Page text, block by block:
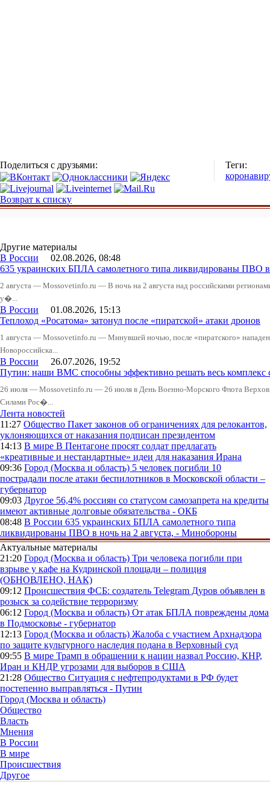
Поделиться с друзьями:
Теги:
Возврат к списку
Другие материалы
В России 02.08.2026, 08:48
635 украинских БПЛА самолетного типа ликвидированы ПВО
2 августа — Mossovetinfo.ru — В ночь на 2 августа над российскими
у�...
В России 01.08.2026, 15:13
Теплоход «Росатома» затонул после «пиратской» атаки дронов
1 августа — Mossovetinfo.ru — Минувшей ночью, после «пиратского»
Новороссийска...
В России 26.07.2026, 19:52
Путин: наши ВМС способны эффективно решать весь комплекс
26 июля — Mossovetinfo.ru — 26 июля в День Военно-Морского Флота
Силами Рос�...
Лента новостей
11:27 Общество Пакет законов об ограничениях для релокантов,
уклоняющихся от наказания подписан президентом
14:13 В мире В Пентагоне просят солдат предлагать
«креативные и нестандартные» идеи для наказания Ирана
09:36 Город (Москва и область) 5 человек погибли 10
пострадали после атаки беспилотников в Московской области –
губернатор
09:03 Другое 56,4% россиян со статусом самозапрета на кредиты
имеют активные долговые обязательства - ОКБ
08:48 В России 635 украинских БПЛА самолетного типа
ликвидированы ПВО в ночь на 2 августа, - Минобороны
Актуальные материалы
21:20 Город (Москва и область) Три человека погибли при
взрыве у кафе на Кудринской площади – полиция
(ОБНОВЛЕНО, НАК)
09:12 Происшествия ФСБ: создатель Telegram Дуров объявлен в
розыск за содействие терроризму
06:12 Город (Москва и область) От атак БПЛА повреждены дома
в Подмосковье - губернатор
12:13 Город (Москва и область) Жалоба с участием Архнадзора
по защите культурного наследия подана в Верховный суд
09:55 В мире Трамп в обращении к нации назвал Россию, КНР,
Иран и КНДР угрозами для выборов в США
21:28 Общество Ситуация с нефтепродуктами в РФ будет
постепенно выправляться - Путин
Город (Москва и область)
Общество
Власть
Мнения
В России
В мире
Происшествия
Другое